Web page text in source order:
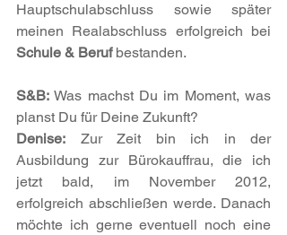
Hauptschulabschluss sowie später
Schule & Beruf bestanden.
S&B: Was machst Du im Moment, was
planst Du für Deine Zukunft?
Denise: Zur Zeit bin ich in der
Ausbildung zur Bürokauffrau, die ich
jetzt bald, im November 2012,
erfolgreich abschließen werde. Danach
möchte ich gerne eventuell noch eine